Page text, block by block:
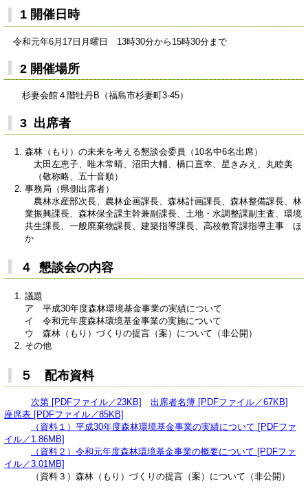
1 開催日時
令和元年6月17日月曜日 13時30分から15時30分まで
2 開催場所
杉妻会館４階牡丹B（福島市杉妻町3-45）
3 出席者
森林（もり）の未来を考える懇談会委員（10名中6名出席）
太田左恵子、唯木常晴、沼田大輔、橋口直幸、星きみえ、丸睦美
（敬称略、五十音順）
事務局（県側出席者）
農林水産部次長、農林企画課長、森林計画課長、森林整備課長、林
業振興課長、森林保全課主幹兼副課長、土地・水調整課副主査、環境
共生課長、一般廃棄物課長、建築指導課長、高校教育課指導主事 ほ
か
４ 懇談会の内容
議題
ア 平成30年度森林環境基金事業の実績について
イ 令和元年度森林環境基金事業の実施について
ウ 森林（もり）づくりの提言（案）について（非公開）
その他
５ 配布資料
次第 [PDFファイル／23KB]
出席者名簿 [PDFファイル／67KB]
座席表 [PDFファイル／85KB]
（資料１）平成30年度森林環境基金事業の実績について [PDFファ
イル／1.86MB]
（資料２）令和元年度森林環境基金事業の概要について [PDFファ
イル／3.01MB]
（資料３）森林（もり）づくりの提言（案）について（非公開）